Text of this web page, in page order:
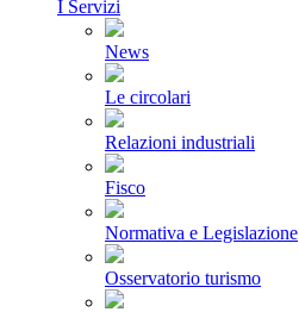
I Servizi
News
Le circolari
Relazioni industriali
Fisco
Normativa e Legislazione
Osservatorio turismo